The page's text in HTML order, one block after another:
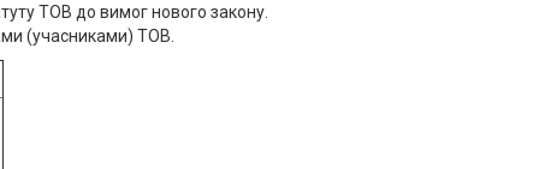
ТОВ до вимог нового закону.
(учасниками) ТОВ.